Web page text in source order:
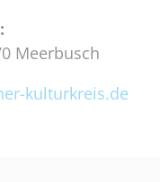
Meerbusch
kulturkreis.de